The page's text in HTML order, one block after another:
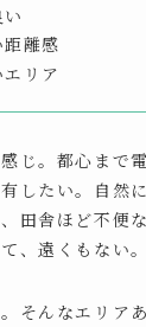
離感
リア
じ。都心まで
したい。自然
田舎ほど不便
、遠くもない
そんなエリア